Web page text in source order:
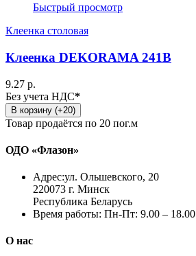
Быстрый просмотр
Клеенка столовая
Клеенка DEKORAMA 241B
9.27 р.
Без учета НДС*
В корзину (+20)
Товар продаётся по 20 пог.м
ОДО «Флазон»
Адрес:ул. Ольшевского, 20
220073 г. Минск
Республика Беларусь
Время работы: Пн-Пт: 9.00 – 18.00
О нас